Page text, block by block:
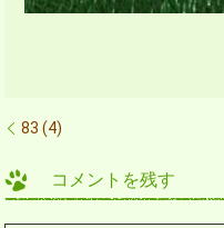
83 (4)
コメントを残す